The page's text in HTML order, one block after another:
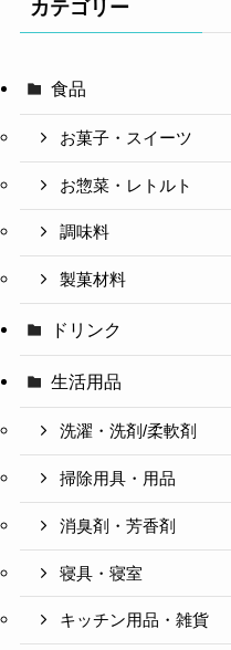
カテゴリー
食品
お菓子・スイーツ
お惣菜・レトルト
調味料
製菓材料
ドリンク
生活用品
洗濯・洗剤/柔軟剤
掃除用具・用品
消臭剤・芳香剤
寝具・寝室
キッチン用品・雑貨